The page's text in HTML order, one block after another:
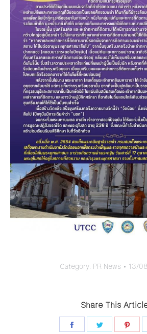
Category: PR News 13/
Share This
Share
Share